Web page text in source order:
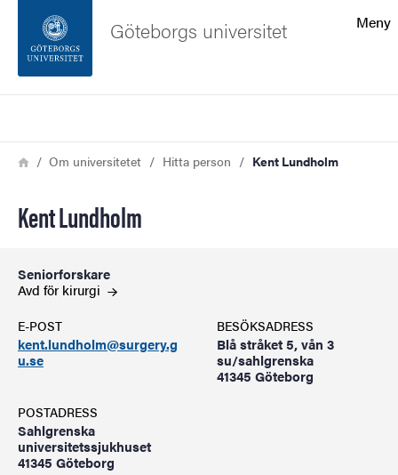
Sidfoten
Meny
Göteborgs universitet
Länkstig
HemOm universitetet Hitta person Kent Lundholm
Kent Lundholm
Seniorforskare
Avd förkirurgi
E-POST
kent.lundholm@surgery.g
u.se
BESÖKSADRESS
Blå stråket 5, vån 3
su/sahlgrenska
41345 Göteborg
POSTADRESS
Sahlgrenska
universitetssjukhuset
41345 Göteborg